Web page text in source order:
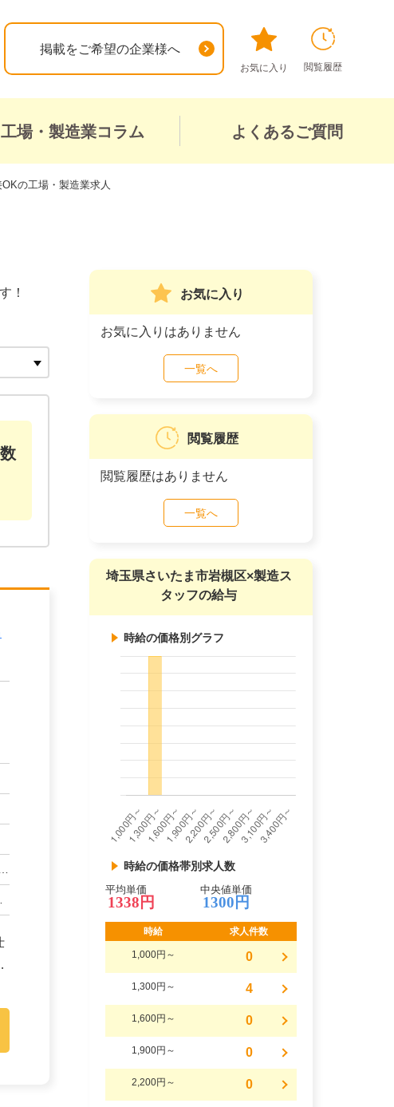
掲載をご希望の企業様へ
お気に入り 閲覧履歴
工場・製造業コラム よくあるご質問
の工場・製造業求人
！
お気に入り
お気に入りはありません
一覧へ
閲覧履歴
閲覧履歴はありません
一覧へ
埼玉県さいたま市岩槻区×製造ス
タッフの給与
時給の価格別グラフ
時給の価格帯別求人数
平均単価
1338円
中央値単価
1300円
時給 求人件数
1,000円～ 0
1,300円～ 4
1,600円～ 0
1,900円～ 0
2,200円～ 0